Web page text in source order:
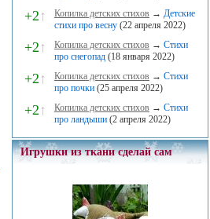
+2↑ Копилка детских стихов → Детские
стихи про весну (22 апреля 2022)
+2↑ Копилка детских стихов → Стихи
про снегопад (18 января 2022)
+2↑ Копилка детских стихов → Стихи
про почки (25 апреля 2022)
+2↑ Копилка детских стихов → Стихи
про ландыши (2 апреля 2022)
Игрушки из ткани сделай сам